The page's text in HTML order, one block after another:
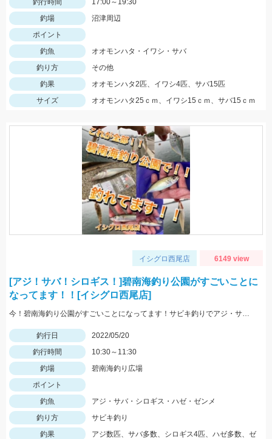
釣行時間
17:00～19:30
釣場
沼津周辺
ポイント
釣魚
オオモンハタ・イワシ・サバ
釣り方
その他
釣果
オオモンハタ2匹、イワシ4匹、サバ15匹
サイズ
オオモンハタ25ｃｍ、イワシ15ｃｍ、サバ15ｃｍ
イシグロ西尾店 6149 view
[アジ！サバ！シロギス！]碧南海釣り公園がすごいことに
なってます！！[イシグロ西尾店]
今！碧南海釣り公園がすごいことになってます！サビキ釣りでアジ・サバ・イワシ！ちょい投げでは20ｃｍ越えのシロギス・ハゼ・ゼンメが爆釣中！！
釣行日
2022/05/20
釣行時間
10:30～11:30
釣場
碧南海釣り広場
ポイント
釣魚
アジ・サバ・シロギス・ハゼ・ゼンメ
釣り方
サビキ釣り
釣果
アジ数匹、サバ多数、シロギス4匹、ハゼ多数、ゼ